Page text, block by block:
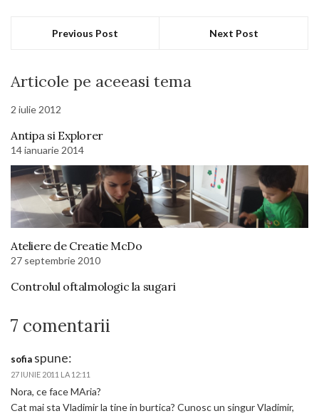
Previous Post Next Post
Articole pe aceeasi tema
2 iulie 2012
Antipa si Explorer
14 ianuarie 2014
Ateliere de Creatie McDo
27 septembrie 2010
Controlul oftalmologic la sugari
7 comentarii
sofia spune:
27 IUNIE 2011 LA 12:11
Nora, ce face MAria?
Cat mai sta Vladimir la tine in burtica? Cunosc un singur Vladimir,